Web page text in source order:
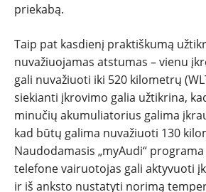
priekabą.
Taip pat kasdienį praktiškumą
nuvažiuojamas atstumas – vienu
gali nuvažiuoti iki 520 kilometrų
siekianti įkrovimo galia užtikrina,
minučių akumuliatorius galima
kad būtų galima nuvažiuoti 130
Naudodamasis „myAudi“
telefone vairuotojas gali aktyvuoti
ir iš anksto nustatyti norimą